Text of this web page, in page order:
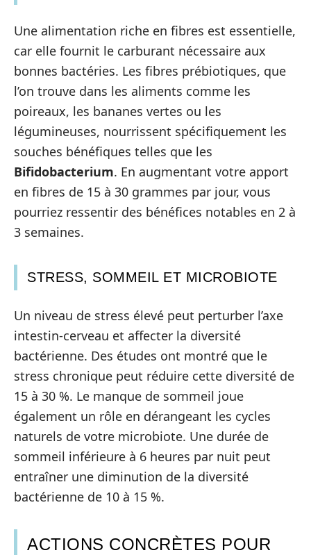
Une alimentation riche en fibres est essentielle,
car elle fournit le carburant nécessaire aux
bonnes bactéries. Les fibres prébiotiques, que
l’on trouve dans les aliments comme les
poireaux, les bananes vertes ou les
légumineuses, nourrissent spécifiquement les
souches bénéfiques telles que les
Bifidobacterium. En augmentant votre apport
en fibres de 15 à 30 grammes par jour, vous
pourriez ressentir des bénéfices notables en 2 à
3 semaines.
STRESS, SOMMEIL ET MICROBIOTE
Un niveau de stress élevé peut perturber l’axe
intestin-cerveau et affecter la diversité
bactérienne. Des études ont montré que le
stress chronique peut réduire cette diversité de
15 à 30 %. Le manque de sommeil joue
également un rôle en dérangeant les cycles
naturels de votre microbiote. Une durée de
sommeil inférieure à 6 heures par nuit peut
entraîner une diminution de la diversité
bactérienne de 10 à 15 %.
ACTIONS CONCRÈTES POUR